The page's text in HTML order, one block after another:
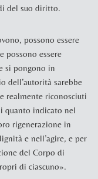
del suo diritto.
possono essere
essere
si pongono in
dell’autorità sarebbe
realmente riconosciuti
quanto indicato nel
rigenerazione in
e nell’agire, e per
del Corpo di
di ciascuno».